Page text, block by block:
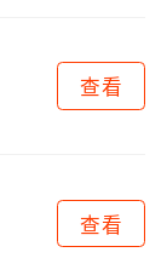
查看
查看